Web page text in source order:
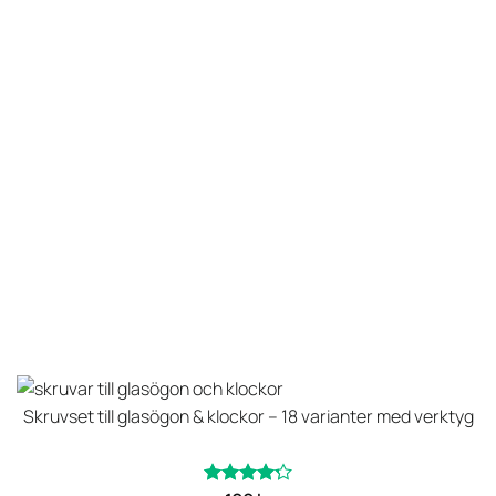
Skruvset till glasögon & klockor – 18 varianter med verktyg